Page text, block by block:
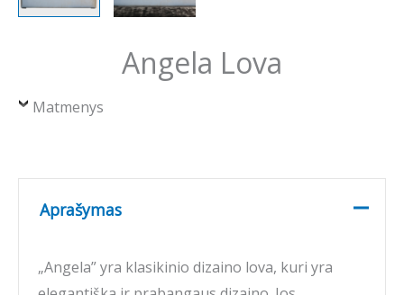
Angela Lova
Matmenys
Aprašymas
„Angela” yra klasikinio dizaino lova, kuri yra